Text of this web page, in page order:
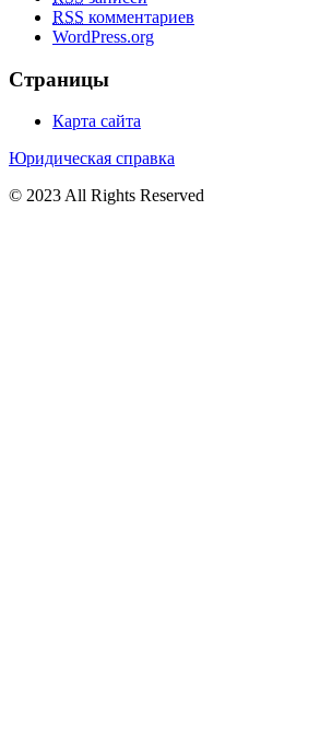
RSS комментариев
WordPress.org
Страницы
Карта сайта
Юридическая справка
© 2023 All Rights Reserved